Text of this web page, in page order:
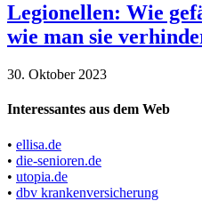
Legionellen: Wie
wie man sie
30. Oktober 2023
Interessantes aus dem Web
• ellisa.de
• die-senioren.de
• utopia.de
• dbv krankenversicherung